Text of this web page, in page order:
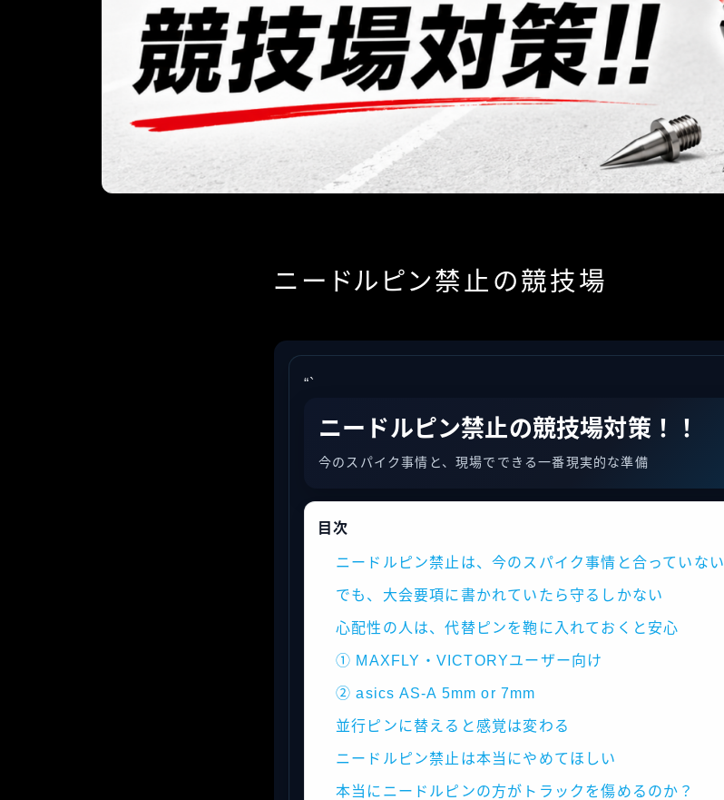
ニードルピン禁止の競技場
“`
ニードルピン禁止の競技場対策！！
今のスパイク事情と、現場でできる一番現実的な準備
目次
ニードルピン禁止は、今のスパイク事情と合っていない
でも、大会要項に書かれていたら守るしかない
心配性の人は、代替ピンを鞄に入れておくと安心
① MAXFLY・VICTORYユーザー向け
② asics AS-A 5mm or 7mm
並行ピンに替えると感覚は変わる
ニードルピン禁止は本当にやめてほしい
本当にニードルピンの方がトラックを傷めるのか？